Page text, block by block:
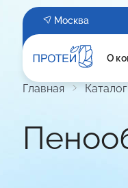
Москва
О
Главная Каталог